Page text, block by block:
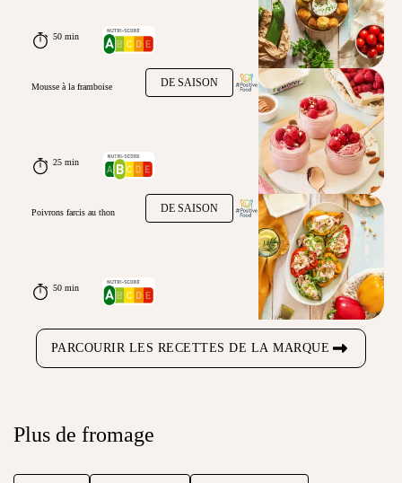
50 min
DE SAISON
Mousse à la framboise
25 min
DE SAISON
Poivrons farcis au thon
50 min
PARCOURIR LES RECETTES DE LA MARQUE
Plus de fromage